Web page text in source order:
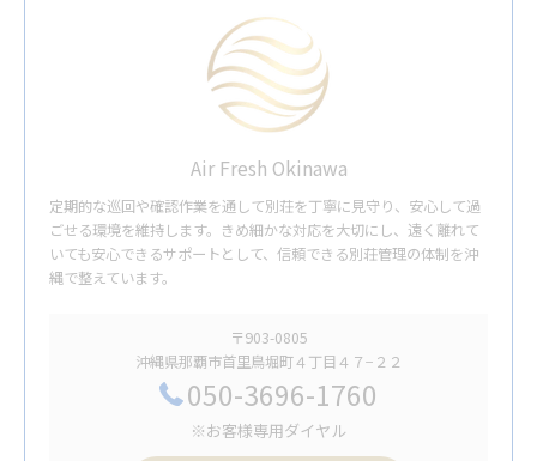
Air Fresh Okinawa
定期的な巡回や確認作業を通して別荘を丁寧に見守り、安心して過
ごせる環境を維持します。きめ細かな対応を大切にし、遠く離れて
いても安心できるサポートとして、信頼できる別荘管理の体制を沖
縄で整えています。
〒903-0805
沖縄県那覇市首里鳥堀町４丁目４７−２２
050-3696-1760
※お客様専用ダイヤル